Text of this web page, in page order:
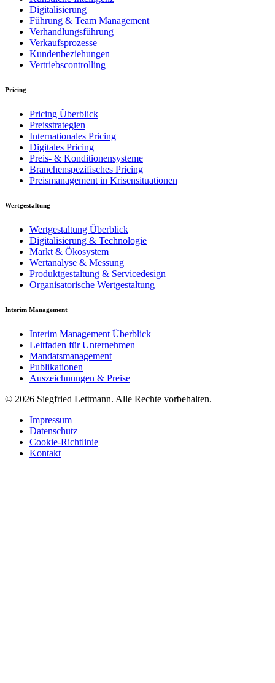
Digitalisierung
Führung & Team Management
Verhandlungsführung
Verkaufsprozesse
Kundenbeziehungen
Vertriebscontrolling
Pricing
Pricing Überblick
Preisstrategien
Internationales Pricing
Digitales Pricing
Preis- & Konditionensysteme
Branchenspezifisches Pricing
Preismanagement in Krisensituationen
Wertgestaltung
Wertgestaltung Überblick
Digitalisierung & Technologie
Markt & Ökosystem
Wertanalyse & Messung
Produktgestaltung & Servicedesign
Organisatorische Wertgestaltung
Interim Management
Interim Management Überblick
Leitfaden für Unternehmen
Mandatsmanagement
Publikationen
Auszeichnungen & Preise
© 2026 Siegfried Lettmann. Alle Rechte vorbehalten.
Impressum
Datenschutz
Cookie-Richtlinie
Kontakt